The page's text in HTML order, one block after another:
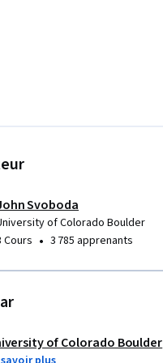
Svoboda
of Colorado Boulder
Cours • 3 785 apprenants
of Colorado Boulder